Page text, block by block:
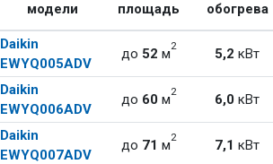
модели
площадь
обогрева
Daikin
EWYQ005ADV
до 52 м2 5,2 кВт
Daikin
EWYQ006ADV
до 60 м2 6,0 кВт
Daikin
EWYQ007ADV
до 71 м2 7,1 кВт